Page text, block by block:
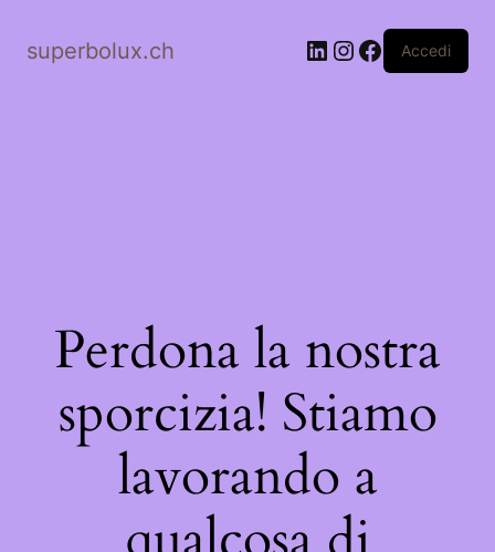
superbolux.ch LinkedIn
Instagram
Facebook
Accedi
Perdona la nostra
sporcizia! Stiamo
lavorando a